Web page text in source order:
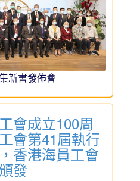
新書發佈會
會成立100周
會第41屆執行
香港海員工會
發